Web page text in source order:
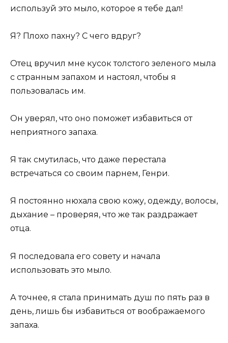
используй это мыло, которое я тебе дал!
Я? Плохо пахну? С чего вдруг?
Отец вручил мне кусок толстого зеленого мыла
с странным запахом и настоял, чтобы я
пользовалась им.
Он уверял, что оно поможет избавиться от
неприятного запаха.
Я так смутилась, что даже перестала
встречаться со своим парнем, Генри.
Я постоянно нюхала свою кожу, одежду, волосы,
дыхание – проверяя, что же так раздражает
отца.
Я последовала его совету и начала
использовать это мыло.
А точнее, я стала принимать душ по пять раз в
день, лишь бы избавиться от воображаемого
запаха.